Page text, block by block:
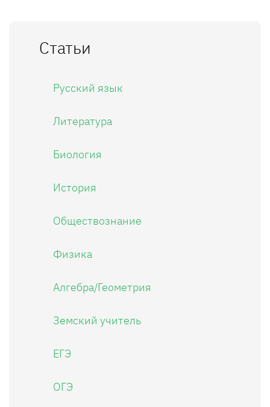
Статьи
Русский язык
Литература
Биология
История
Обществознание
Физика
Алгебра/Геометрия
Земский учитель
ЕГЭ
ОГЭ